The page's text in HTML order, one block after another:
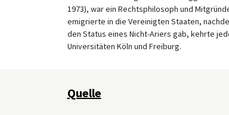
1973), war ein Rechtsphilosoph und
emigrierte in die Vereinigten Staaten,
den Status eines Nicht-Ariers gab, kehrte
Universitäten Köln und Freiburg.
Quelle